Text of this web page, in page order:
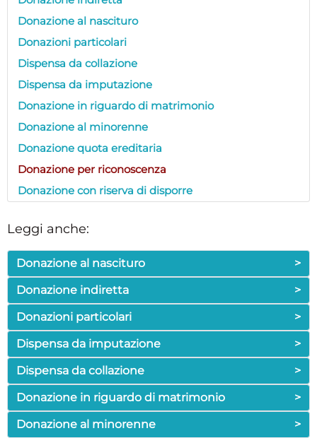
Donazione al nascituro
Donazioni particolari
Dispensa da collazione
Dispensa da imputazione
Donazione in riguardo di matrimonio
Donazione al minorenne
Donazione quota ereditaria
Donazione per riconoscenza
Donazione con riserva di disporre
Leggi anche:
Donazione al nascituro
>
Donazione indiretta
>
Donazioni particolari
>
Dispensa da imputazione
>
Dispensa da collazione
>
Donazione in riguardo di matrimonio
>
Donazione al minorenne
>